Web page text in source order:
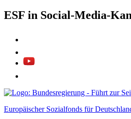
ESF in Social-Media-
Europäischer Sozialfonds für